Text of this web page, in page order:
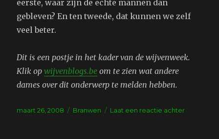
eerste, waar zijn de echte mannen dan
gebleven? En ten tweede, dat kunnen we zelf
veel beter.
Dit is een postje in het kader van de wijvenweek.
Klik opwijvenblogs.be om te zien wat andere
dames over dit onderwerp te melden hebben.
Geplaatst
maart 26, 2008 Tags
Branwen Laat een reactie achterop